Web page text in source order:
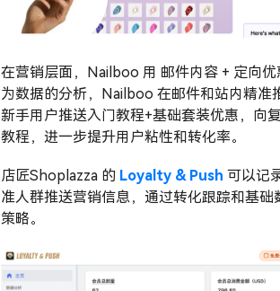
在营销层面，Nailboo 用 邮件内容 + 定向
为数据的分析，Nailboo 在邮件和站内精准
新手用户推送入门教程+基础套装优惠，向
教程，进一步提升用户粘性和转化率。
店匠Shoplazza 的 Loyalty & Push 可以记
准人群推送营销信息，通过转化跟踪和基
策略。